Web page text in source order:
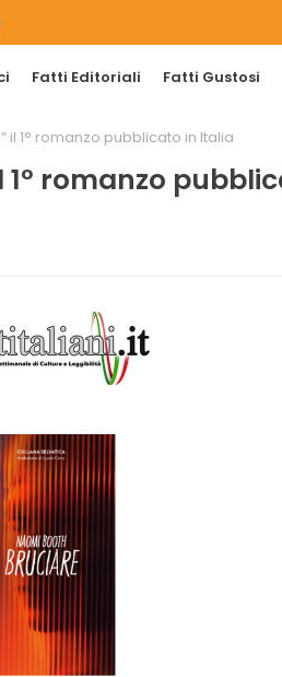
Fatti Editoriali Fatti Gustosi
il 1° romanzo pubblicato in Italia
1° romanzo